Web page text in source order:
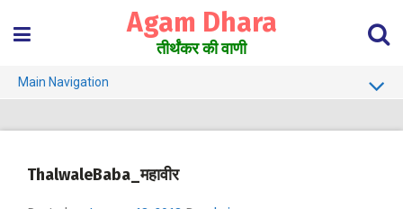
content
Agam Dhara
तीर्थंकर की वाणी
Main Navigation
Jain Darshan Dictionary
ThalwaleBaba_महावीर